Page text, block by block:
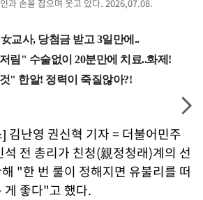
과 손을 잡으며 웃고 있다. 2026,07.08.
김난영 권신혁 기자 = 더불어민주
전 총리가 친청(親정청래)계의 선
"한 번 룰이 정해지면 유불리를 떠
게 좋다"고 했다.